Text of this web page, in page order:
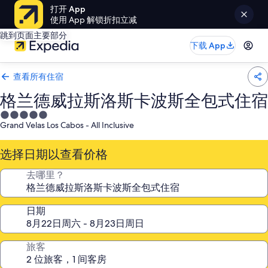
打开 App
使用 App 解锁折扣立减
跳到页面主要部分
下载 App
查看所有住宿
格兰德威拉斯洛斯卡波斯全包式住宿
5.0
星
住
宿
Grand Velas Los Cabos - All Inclusive
选择日期以查看价格
去哪里？
日期
旅客